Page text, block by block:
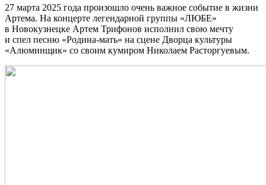
27 марта 2025 года произошло очень важное событие в жизни
Артема. На концерте легендарной группы «ЛЮБЕ»
в Новокузнецке Артем Трифонов исполнил свою мечту
и спел песню «Родина-мать» на сцене Дворца культуры
«Алюминщик» со своим кумиром Николаем Расторгуевым.